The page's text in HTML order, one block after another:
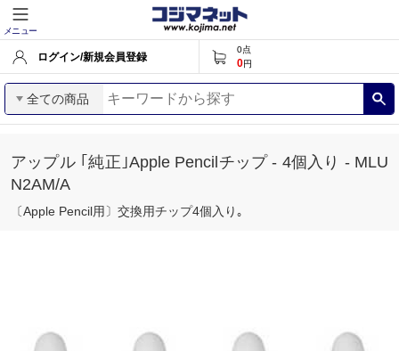
メニュー
ログイン/新規会員登録
0点
0円
全ての商品
アップル ｢純正｣Apple Pencilチップ - 4個入り - MLU
N2AM/A
〔Apple Pencil用〕交換用チップ4個入り｡